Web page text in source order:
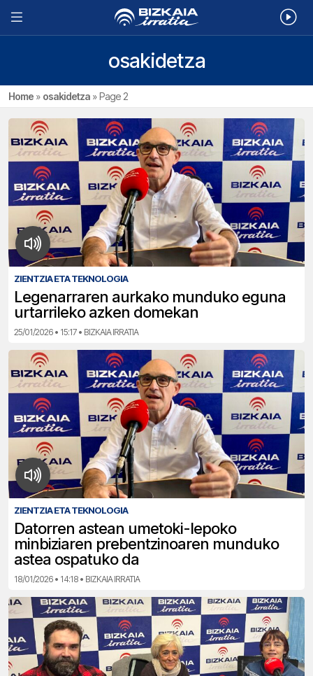
osakidetza
Home » osakidetza »Page 2
ZIENTZIA ETA TEKNOLOGIA
Legenarraren aurkako munduko eguna
urtarrileko azken domekan
25/01/2026 • 15:17 • BIZKAIA IRRATIA
ZIENTZIA ETA TEKNOLOGIA
Datorren astean umetoki-lepoko
minbiziaren prebentzinoaren munduko
astea ospatuko da
18/01/2026 • 14:18 • BIZKAIA IRRATIA